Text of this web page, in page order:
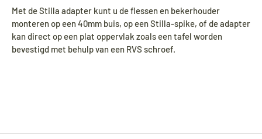
Met de Stilla adapter kunt u de flessen en bekerhouder
monteren op een 40mm buis, op een Stilla-spike, of de adapter
kan direct op een plat oppervlak zoals een tafel worden
bevestigd met behulp van een RVS schroef.